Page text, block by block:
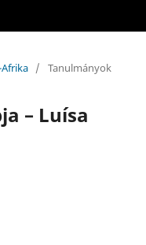
/ Tanulmányok
– Luísa